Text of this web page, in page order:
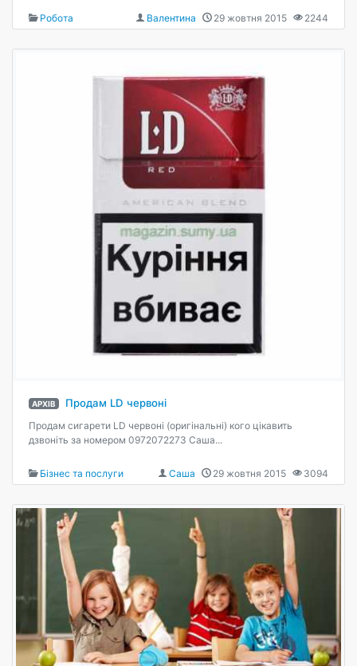
Робота 2244
29 жовтня 2015
Валентина
АРХІВ Продам LD червоні
Продам сигарети LD червоні (оригінальні) кого цікавить
дзвоніть за номером 0972072273 Саша...
Бізнес та послуги 3094
29 жовтня 2015
Саша